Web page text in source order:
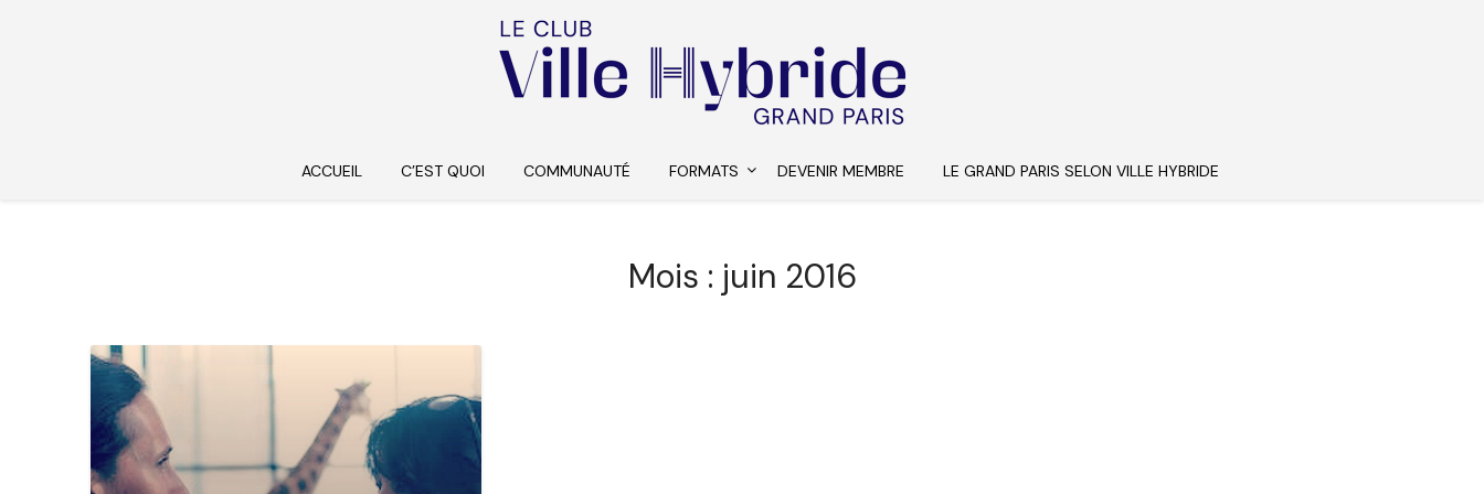
ACCUEIL C’EST QUOI COMMUNAUTÉ FORMATS DEVENIR MEMBRE LE GRAND PARIS SELON VILLE HYBRIDE
Mois : juin 2016